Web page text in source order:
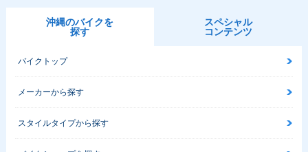
沖縄のバイクを
探す
スペシャル
コンテンツ
バイクトップ
メーカーから探す
スタイルタイプから探す